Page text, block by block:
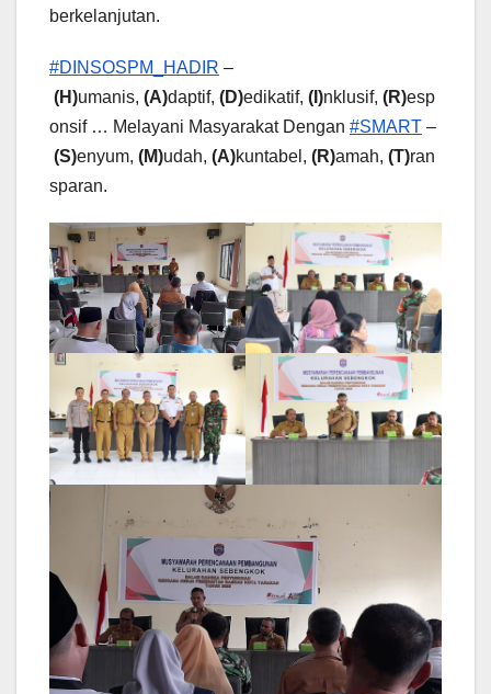
berkelanjutan.
#DINSOSPM_HADIR –
(H)umanis, (A)daptif, (D)edikatif, (I)nklusif, (R)esp
onsif … Melayani Masyarakat Dengan #SMART –
(S)enyum, (M)udah, (A)kuntabel, (R)amah, (T)ran
sparan.